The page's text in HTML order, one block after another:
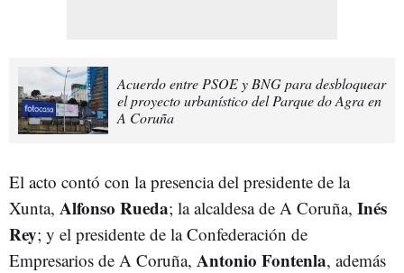
Acuerdo entre PSOE y BNG para desbloquear
el proyecto urbanístico del Parque do Agra en
A Coruña
El acto contó con la presencia del presidente de la
Xunta, Alfonso Rueda; la alcaldesa de A Coruña, Inés
Rey; y el presidente de la Confederación de
Empresarios de A Coruña, Antonio Fontenla, además